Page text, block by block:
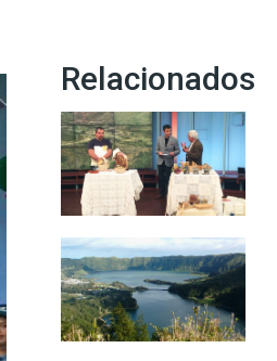
Relacionados